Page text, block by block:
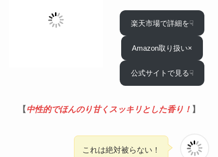
楽天市場で詳細を☟
Amazon取り扱い×
公式サイトで見る☟
【 中性的でほんのり甘くスッキリとした香り！ 】
これは絶対被らない！